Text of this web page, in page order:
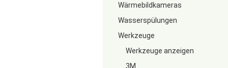
Wärmebildkameras
Wasserspülungen
Werkzeuge
Werkzeuge anzeigen
3M